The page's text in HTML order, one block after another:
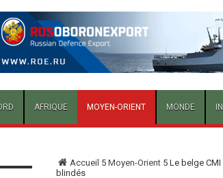
AFRIQUE MOYEN-ORIENT MONDE
Accueil 5 Moyen-Orient5 Le belge
blindés